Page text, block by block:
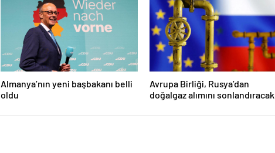
Almanya’nın yeni başbakanı belli
oldu
Avrupa Birliği, Rusya’dan
doğalgaz alımını sonlandıracak